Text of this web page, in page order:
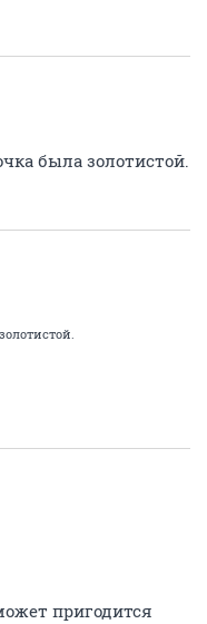
была золотистой.
пригодится